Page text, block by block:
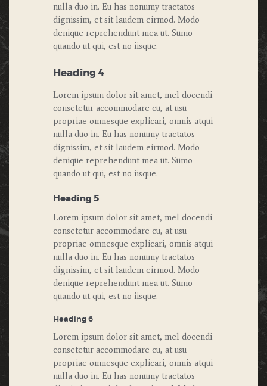
nulla duo in. Eu has nonumy tractatos
dignissim, et sit laudem eirmod. Modo
denique reprehendunt mea ut. Sumo
quando ut qui, est no iisque.
Heading 4
Lorem ipsum dolor sit amet, mel docendi
consetetur accommodare cu, at usu
propriae omnesque explicari, omnis atqui
nulla duo in. Eu has nonumy tractatos
dignissim, et sit laudem eirmod. Modo
denique reprehendunt mea ut. Sumo
quando ut qui, est no iisque.
Heading 5
Lorem ipsum dolor sit amet, mel docendi
consetetur accommodare cu, at usu
propriae omnesque explicari, omnis atqui
nulla duo in. Eu has nonumy tractatos
dignissim, et sit laudem eirmod. Modo
denique reprehendunt mea ut. Sumo
quando ut qui, est no iisque.
Heading 6
Lorem ipsum dolor sit amet, mel docendi
consetetur accommodare cu, at usu
propriae omnesque explicari, omnis atqui
nulla duo in. Eu has nonumy tractatos